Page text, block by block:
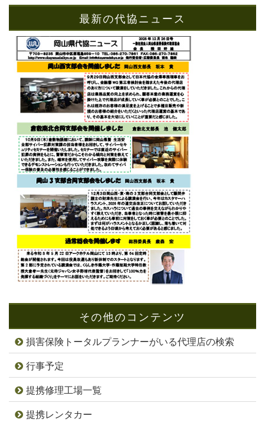
最新の代協ニュース
その他のコンテンツ
損害保険トータルプランナーがいる代理店の検索
行事予定
提携修理工場一覧
提携レンタカー